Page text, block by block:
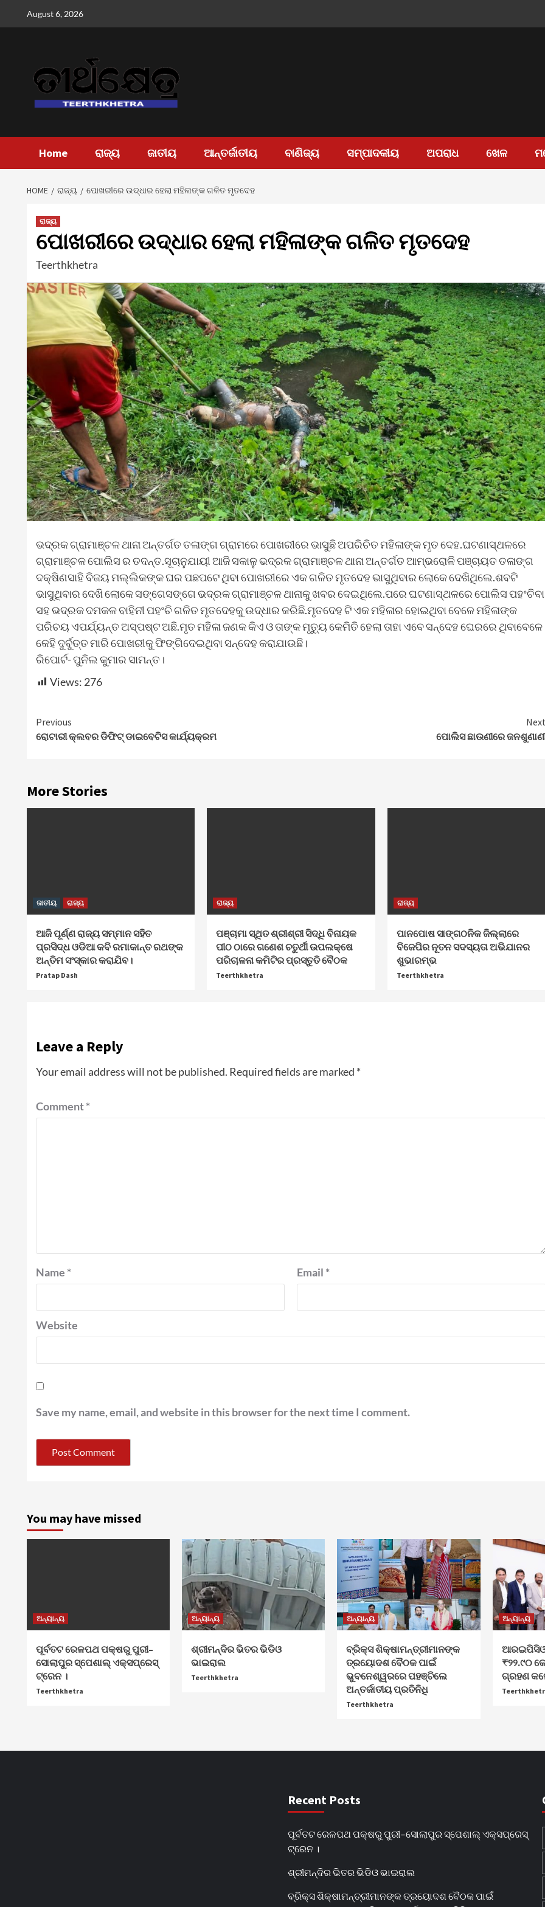
August 6, 2026
Home ରାଜ୍ୟ ଜାତୀୟ ଆନ୍ତର୍ଜାତୀୟ ବାଣିଜ୍ୟ ସମ୍ପାଦକୀୟ ଅପରାଧ ଖେଳ
HOME ରାଜ୍ୟ ପୋଖରୀରେ ଉଦ୍ଧାର ହେଲା ମହିଳାଙ୍କ ଗଳିତ ମୃତଦେହ
ରାଜ୍ୟ
ପୋଖରୀରେ ଉଦ୍ଧାର ହେଲା ମହିଳାଙ୍କ ଗଳିତ ମୃତଦେହ
Teerthkhetra
ଭଦ୍ରକ ଗ୍ରାମାଞ୍ଚଳ ଥାନା ଅନ୍ତର୍ଗତ ତଳାଙ୍ଗ ଗ୍ରାମରେ ପୋଖରୀରେ ଭାସୁଛି ଅପରିଚିତ ମହିଳାଙ୍କ ମୃତ ଦେହ.ଘଟଣାସ୍ଥଳରେ
ଗ୍ରାମାଞ୍ଚଳ ପୋଲିସ ର ତଦନ୍ତ.ସୂଚାନୁଯାୟୀ ଆଜି ସକାଳୁ ଭଦ୍ରକ ଗ୍ରାମାଞ୍ଚଳ ଥାନା ଅନ୍ତର୍ଗତ ଆମ୍ଭରୋଳି ପଞ୍ଚାୟତ ତଳାଙ୍ଗ
ଦକ୍ଷିଣସାହି ବିଜୟ ମଲ୍ଲିକଙ୍କ ଘର ପଛପଟେ ଥିବା ପୋଖରୀରେ ଏକ ଗଳିତ ମୃତଦେହ ଭାସୁଥିବାର ଲୋକେ ଦେଖିଥିଲେ.ଶବଟି
ଭାସୁଥିବାର ଦେଖି ଲୋକେ ସଙ୍ଗେସଙ୍ଗେ ଭଦ୍ରକ ଗ୍ରାମାଞ୍ଚଳ ଥାନାକୁ ଖବର ଦେଇଥିଲେ.ପରେ ଘଟଣାସ୍ଥଳରେ ପୋଲିସ ପହଂଚିବା
ସହ ଭଦ୍ରକ ଦମକଳ ବାହିନୀ ପହଂଚି ଗଳିତ ମୃତଦେହକୁ ଉଦ୍ଧାର କରିଛି.ମୃତଦେହ ଟି ଏକ ମହିଳାର ହୋଇଥିବା ବେଳେ ମହିଳାଙ୍କ
ପରିଚୟ ଏପର୍ଯ୍ୟନ୍ତ ଅସ୍ପଷ୍ଟ ଅଛି.ମୃତ ମହିଳା ଜଣକ କିଏ ଓ ତାଙ୍କ ମୃତ୍ୟୁ କେମିତି ହେଲା ତାହା ଏବେ ସନ୍ଦେହ ଘେରରେ ଥିବାବେଳେ
କେହି ଦୁର୍ବୁତ୍ତ ମାରି ପୋଖରୀକୁ ଫିଙ୍ଗିଦେଇଥିବା ସନ୍ଦେହ କରାଯାଉଛି।
ରିପୋର୍ଟ- ପୁନିଲ କୁମାର ସାମନ୍ତ।
Views: 276
Continue
Reading
Previous
ରୋଟାରୀ କ୍ଲବର ଡିଫିଟ୍ ଡାଇବେଟିସ କାର୍ଯ୍ୟକ୍ରମ
ପୋଲିସ ଛାଉଣୀରେ
More Stories
ଜାତୀୟ ରାଜ୍ୟ
ଆଜି ପୂର୍ଣ୍ଣ ରାଜ୍ୟ ସମ୍ମାନ ସହିତ
ପ୍ରସିଦ୍ଧ ଓଡିଆ କବି ରମାକାନ୍ତ ରଥଙ୍କ
ଅନ୍ତିମ ସଂସ୍କାର କରାଯିବ।
Pratap Dash
ରାଜ୍ୟ
ପଞ୍ଚାମା ସ୍ଥିତ ଶ୍ରୀଶ୍ରୀ ସିଦ୍ଧି ବିନାୟକ
ପୀଠ ଠାରେ ଗଣେଶ ଚତୁର୍ଥୀ ଉପଲକ୍ଷେ
ପରିଚାଳନା କମିଟିର ପ୍ରସ୍ତୁତି ବୈଠକ
Teerthkhetra
ରାଜ୍ୟ
ପାନପୋଷ ସାଙ୍ଗଠନିକ ଜିଲ୍ଲାରେ
ବିଜେପିର ନୂତନ ସଦସ୍ୟତା ଅଭିଯାନର
ଶୁଭାରମ୍ଭ
Teerthkhetra
Leave a Reply
Your email address will not be published. Required fields are marked *
Comment*
Name * Email *
Website
Save my name, email, and website in this browser for the next time I comment.
You may have missed
ଅନ୍ୟାନ୍ୟ
ପୂର୍ବତଟ ରେଳପଥ ପକ୍ଷରୁ ପୁରୀ–
ସୋଲାପୁର ସ୍ପେଶାଲ୍ ଏକ୍ସପ୍ରେସ୍
ଟ୍ରେନ ।
Teerthkhetra
ଅନ୍ୟାନ୍ୟ
ଶ୍ରୀମନ୍ଦିର ଭିତର ଭିଡିଓ
ଭାଇରାଲ
Teerthkhetra
ଅନ୍ୟାନ୍ୟ
ବ୍ରିକ୍ସ ଶିକ୍ଷାମନ୍ତ୍ରୀମାନଙ୍କ
ତ୍ରୟୋଦଶ ବୈଠକ ପାଇଁ
ଭୁବନେଶ୍ୱରରେ ପହଞ୍ଚିଲେ
ଅନ୍ତର୍ଜାତୀୟ ପ୍ରତିନିଧି
Teerthkhetra
ଅନ୍ୟାନ୍ୟ
₹୨୨.୯୦
ଗ୍ରହଣ
Recent Posts
ପୂର୍ବତଟ ରେଳପଥ ପକ୍ଷରୁ ପୁରୀ–ସୋଲାପୁର ସ୍ପେଶାଲ୍ ଏକ୍ସପ୍ରେସ୍
ଟ୍ରେନ ।
ଶ୍ରୀମନ୍ଦିର ଭିତର ଭିଡିଓ ଭାଇରାଲ
ବ୍ରିକ୍ସ ଶିକ୍ଷାମନ୍ତ୍ରୀମାନଙ୍କ ତ୍ରୟୋଦଶ ବୈଠକ ପାଇଁ